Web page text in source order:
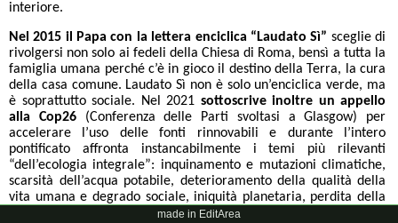
interiore.
Nel 2015 il Papa con la lettera enciclica “Laudato Sì” sceglie di
rivolgersi non solo ai fedeli della Chiesa di Roma, bensì a tutta la
famiglia umana perché c’è in gioco il destino della Terra, la cura
della casa comune. Laudato Sì non è solo un’enciclica verde, ma
è soprattutto sociale. Nel 2021 sottoscrive inoltre un appello
alla Cop26(Conferenza delle Parti svoltasi a Glasgow) per
accelerare l’uso delle fonti rinnovabili e durante l’intero
pontificato affronta instancabilmente i temi più rilevanti
“dell’ecologia integrale”: inquinamento e mutazioni climatiche,
scarsità dell’acqua potabile, deterioramento della qualità della
vita umana e degrado sociale, iniquità planetaria, perdita della
biodiversità, perdita dei ghiacciai, innalzamento del livello dei
made in EditArea